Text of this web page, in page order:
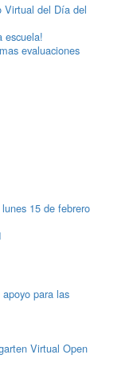
Virtual del Día del
escuela!
evaluaciones
15 de febrero
para las
Virtual Open